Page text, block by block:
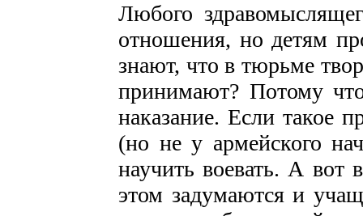
Любого
отношения, но детям
знают, что в тюрьме
принимают? Потому
наказание. Если такое
(но не у армейского
научить воевать. А
этом задумаются и